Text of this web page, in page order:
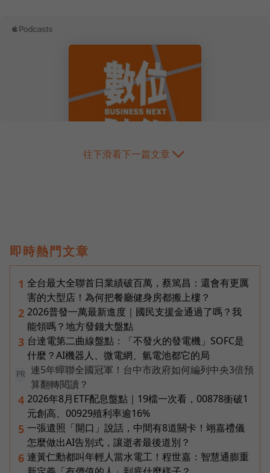
往下滑看下一篇文章
即時熱門文章
1 全台最大全聯首日業績破百萬，蔡篤昌：還會有更厲
害的大型店！為何把餐廳健身房都搬上樓？
2 2026普發一萬最新進度｜國民支援金通過了嗎？我
能領嗎？地方發錢大盤點
3 台達電第二曲線盤點：「不發火的發電機」SOFC是
什麼？AI機器人、微電網、氫電池都它的局
PR
連5年蟬聯全國冠軍！台中市政府如何編列中央3倍預
算翻轉閱讀？
4 2026年8月ETF配息盤點｜19檔一次看，00878衝破1
元創高、00929殖利率逾16%
5 一張遺照「開口」說話，中間有8道關卡！翊嘉禮儀
怎麼做出AI告別式，讓逝者最後道別？
6 連黃仁勳都叫年輕人當水電工！程世嘉：智慧通膨重